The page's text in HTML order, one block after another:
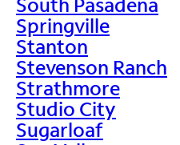
Springville
Stanton
Stevenson Ranch
Strathmore
Studio City
Sugarloaf